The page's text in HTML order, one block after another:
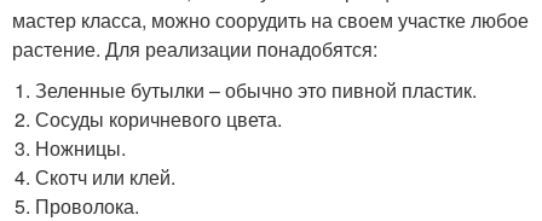
мастер класса, можно соорудить на своем участке любое
растение. Для реализации понадобятся:
Зеленные бутылки – обычно это пивной пластик.
Сосуды коричневого цвета.
Ножницы.
Скотч или клей.
Проволока.